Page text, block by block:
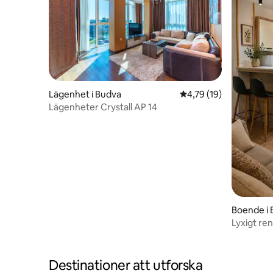
Lägenhet i Budva 4,79 av 5 i
4,79 (19)
Lägenheter Crystall AP 14
Boende i
Lyxigt
Destinationer att utforska